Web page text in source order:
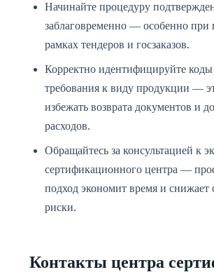
Начинайте процедуру
заблаговременно — особенно при
рамках тендеров и госзаказов.
Корректно идентифицируйте
требования к виду продукции —
избежать возврата документов и
расходов.
Обращайтесь за консультацией к
сертификационного центра —
подход экономит время и
риски.
Контакты центра